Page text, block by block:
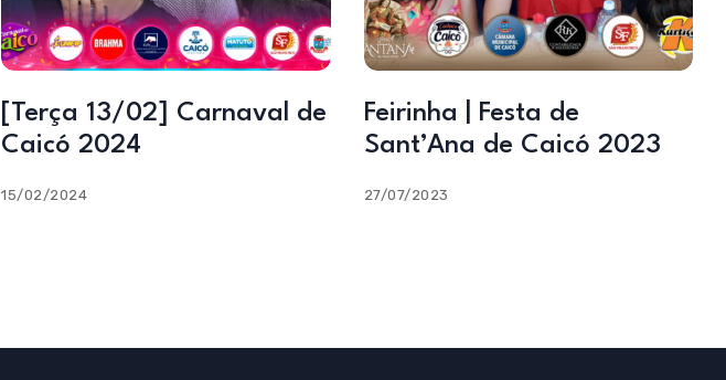
[Terça 13/02] Carnaval de
Caicó 2024
15/02/2024
Feirinha | Festa de
Sant’Ana de Caicó 2023
27/07/2023